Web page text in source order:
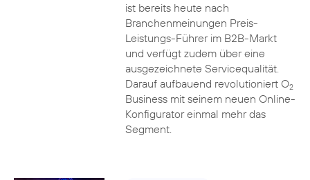
ist bereits heute nach
Branchenmeinungen Preis-
Leistungs-Führer im B2B-Markt
und verfügt zudem über eine
ausgezeichnete Servicequalität.
Darauf aufbauend revolutioniert O2
Business mit seinem neuen Online-
Konfigurator einmal mehr das
Segment.